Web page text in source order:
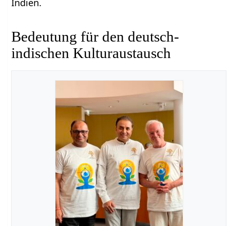
Indien.
Bedeutung für den deutsch-
indischen Kulturaustausch